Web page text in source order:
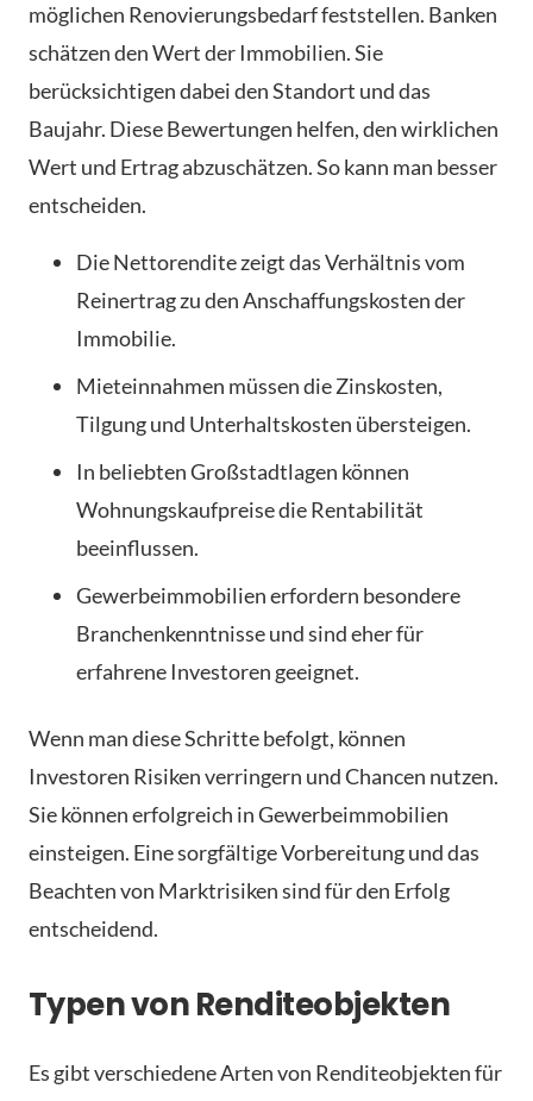
möglichen Renovierungsbedarf feststellen. Banken
schätzen den Wert der Immobilien. Sie
berücksichtigen dabei den Standort und das
Baujahr. Diese Bewertungen helfen, den wirklichen
Wert und Ertrag abzuschätzen. So kann man besser
entscheiden.
Die Nettorendite zeigt das Verhältnis vom
Reinertrag zu den Anschaffungskosten der
Immobilie.
Mieteinnahmen müssen die Zinskosten,
Tilgung und Unterhaltskosten übersteigen.
In beliebten Großstadtlagen können
Wohnungskaufpreise die Rentabilität
beeinflussen.
Gewerbeimmobilien erfordern besondere
Branchenkenntnisse und sind eher für
erfahrene Investoren geeignet.
Wenn man diese Schritte befolgt, können
Investoren Risiken verringern und Chancen nutzen.
Sie können erfolgreich in Gewerbeimmobilien
einsteigen. Eine sorgfältige Vorbereitung und das
Beachten von Marktrisiken sind für den Erfolg
entscheidend.
Typen von Renditeobjekten
Es gibt verschiedene Arten von Renditeobjekten für